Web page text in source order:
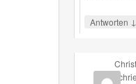
Antworten ↓